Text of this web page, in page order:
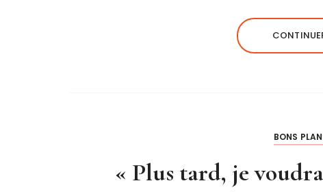
BONS
« Plus tard, je